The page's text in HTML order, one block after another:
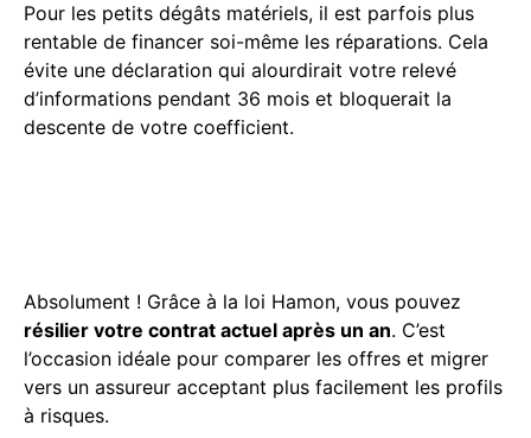
Pour les petits dégâts matériels, il est parfois plus
rentable de financer soi-même les réparations. Cela
évite une déclaration qui alourdirait votre relevé
d’informations pendant 36 mois et bloquerait la
descente de votre coefficient.
Absolument ! Grâce à la loi Hamon, vous pouvez
résilier votre contrat actuel après un an. C’est
l’occasion idéale pour comparer les offres et migrer
vers un assureur acceptant plus facilement les profils
à risques.